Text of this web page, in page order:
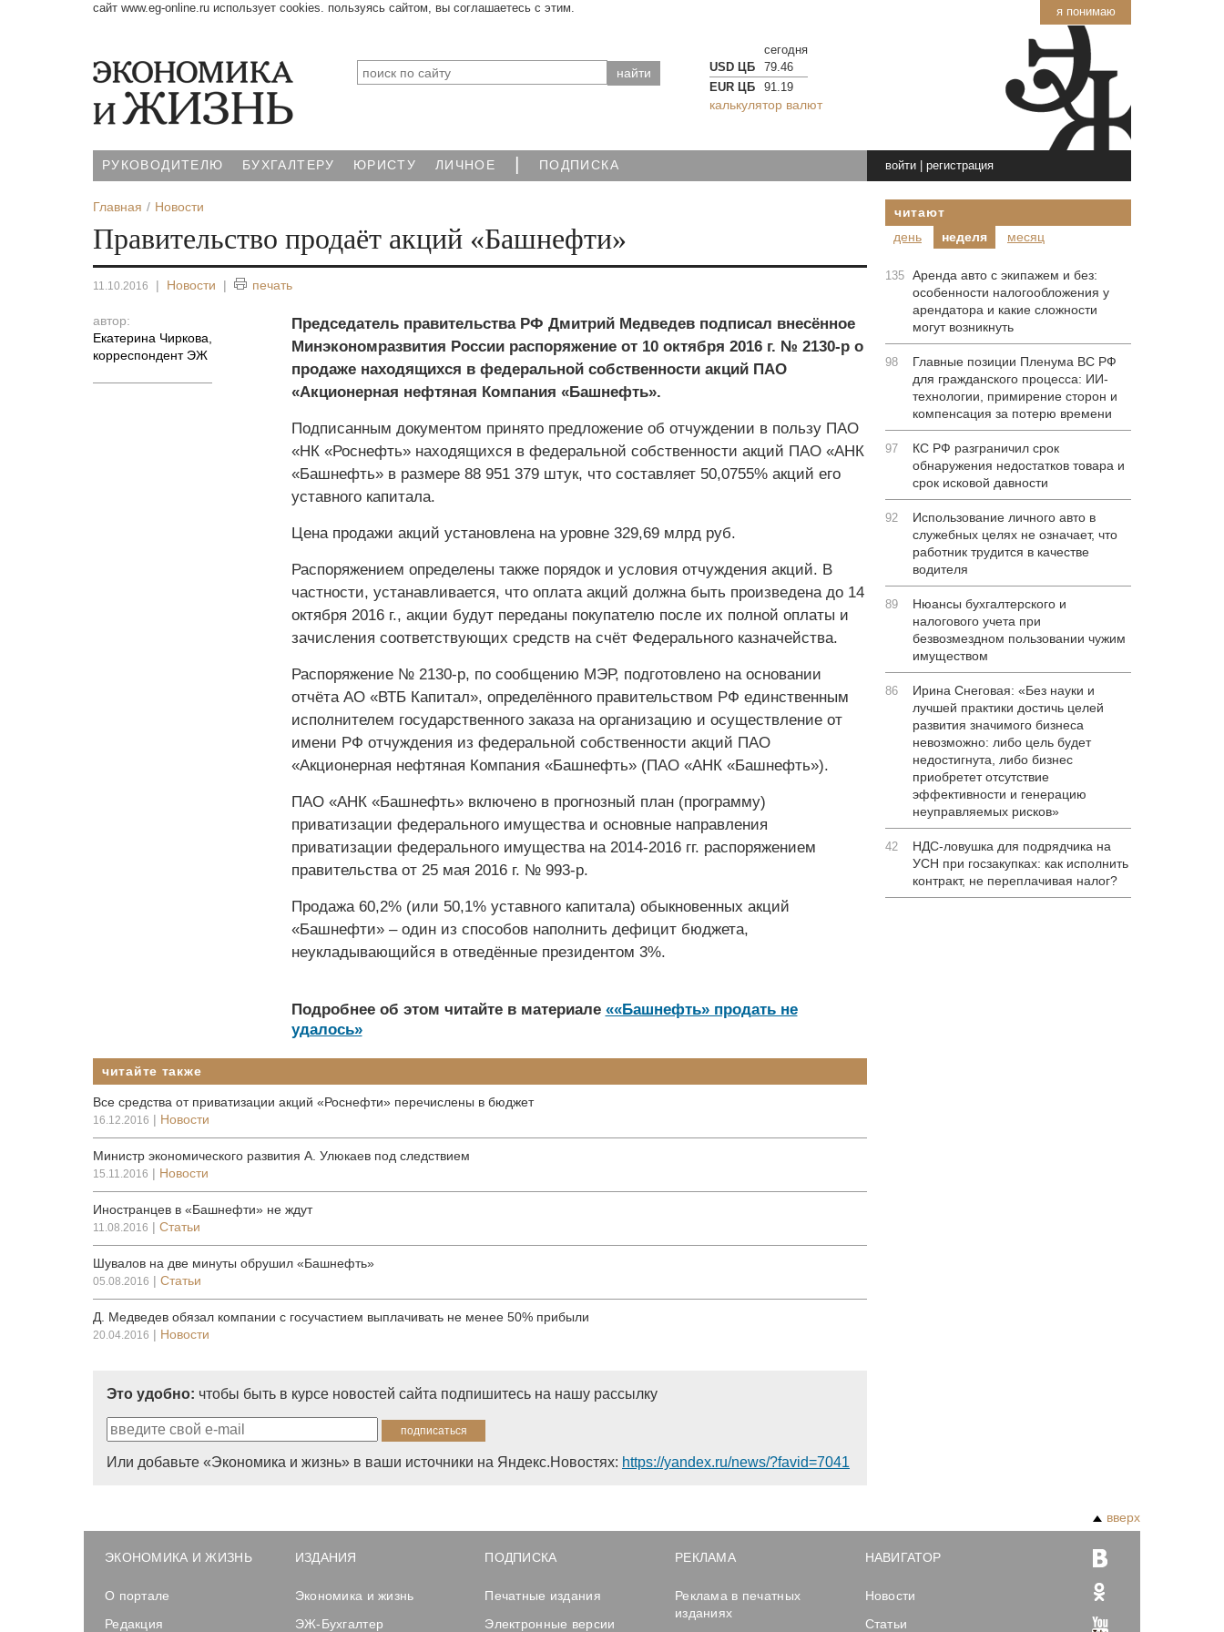
я понимаю
сайт www.eg-online.ru использует cookies. пользуясь сайтом, вы соглашаетесь с этим.
сегодня
USD ЦБ
79.46
EUR ЦБ
91.19
калькулятор валют
РУКОВОДИТЕЛЮ БУХГАЛТЕРУ ЮРИСТУ ЛИЧНОЕ | ПОДПИСКА войти| регистрация
Главная Новости
Правительство продаёт акций «Башнефти»
11.10.2016 | Новости | печать
автор:
Екатерина Чиркова
корреспондент ЭЖ
Председатель правительства РФ Дмитрий Медведев подписал внесённое
Минэкономразвития России распоряжение от 10 октября 2016 г. № 2130-р о
продаже находящихся в федеральной собственности акций ПАО
«Акционерная нефтяная Компания «Башнефть».
Подписанным документом принято предложение об отчуждении в пользу ПАО
«НК «Роснефть» находящихся в федеральной собственности акций ПАО «АНК
«Башнефть» в размере 88 951 379 штук, что составляет 50,0755% акций его
уставного капитала.
Цена продажи акций установлена на уровне 329,69 млрд руб.
Распоряжением определены также порядок и условия отчуждения акций. В
частности, устанавливается, что оплата акций должна быть произведена до 14
октября 2016 г., акции будут переданы покупателю после их полной оплаты и
зачисления соответствующих средств на счёт Федерального казначейства.
Распоряжение № 2130-р, по сообщению МЭР, подготовлено на основании
отчёта АО «ВТБ Капитал», определённого правительством РФ единственным
исполнителем государственного заказа на организацию и осуществление от
имени РФ отчуждения из федеральной собственности акций ПАО
«Акционерная нефтяная Компания «Башнефть» (ПАО «АНК «Башнефть»).
ПАО «АНК «Башнефть» включено в прогнозный план (программу)
приватизации федерального имущества и основные направления
приватизации федерального имущества на 2014-2016 гг. распоряжением
правительства от 25 мая 2016 г. № 993-р.
Продажа 60,2% (или 50,1% уставного капитала) обыкновенных акций
«Башнефти» – один из способов наполнить дефицит бюджета,
неукладывающийся в отведённые президентом 3%.
Подробнее об этом читайте в материале ««Башнефть» продать не
удалось»
читайте также
Все средства от приватизации акций «Роснефти» перечислены в бюджет
16.12.2016 | Новости
Министр экономического развития А. Улюкаев под следствием
15.11.2016 | Новости
Иностранцев в «Башнефти» не ждут
11.08.2016 | Статьи
Шувалов на две минуты обрушил «Башнефть»
05.08.2016 | Статьи
Д. Медведев обязал компании с госучастием выплачивать не менее 50% прибыли
20.04.2016 | Новости
Это удобно: чтобы быть в курсе новостей сайта подпишитесь на нашу рассылку
Или добавьте «Экономика и жизнь» в ваши источники на Яндекс.Новостях: https://yandex.ru/news/?favid=7041
читают
день
неделя месяц
135 Аренда авто с экипажем и без:
особенности налогообложения у
арендатора и какие сложности
могут возникнуть
98
Главные позиции Пленума ВС РФ
для гражданского процесса: ИИ-
технологии, примирение сторон и
компенсация за потерю времени
97
КС РФ разграничил срок
обнаружения недостатков товара и
срок исковой давности
92
Использование личного авто в
служебных целях не означает, что
работник трудится в качестве
водителя
89
Нюансы бухгалтерского и
налогового учета при
безвозмездном пользовании чужим
имуществом
86
Ирина Снеговая: «Без науки и
лучшей практики достичь целей
развития значимого бизнеса
невозможно: либо цель будет
недостигнута, либо бизнес
приобретет отсутствие
эффективности и генерацию
неуправляемых рисков»
42
НДС-ловушка для подрядчика на
УСН при госзакупках: как исполнить
контракт, не переплачивая налог?
вверх
ЭКОНОМИКА И ЖИЗНЬ
О портале
Редакция
ИЗДАНИЯ
Экономика и жизнь
ЭЖ-Бухгалтер
ПОДПИСКА
Печатные издания
Электронные версии
РЕКЛАМА
Реклама в печатных
изданиях
НАВИГАТОР
Новости
Статьи